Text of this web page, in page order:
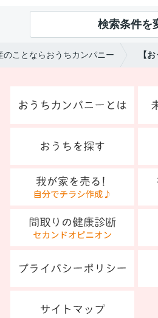
検索条件を
のことならおうちカンパニー 【